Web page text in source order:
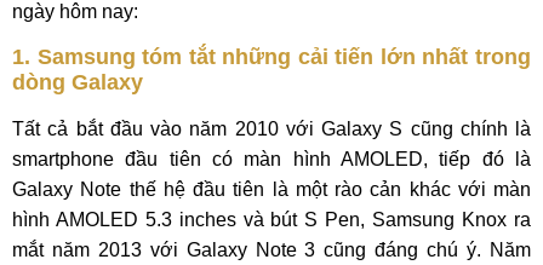
ngày hôm nay:
1. Samsung tóm tắt những cải tiến lớn nhất trong
dòng Galaxy
Tất cả bắt đầu vào năm 2010 với Galaxy S cũng chính là
smartphone đầu tiên có màn hình AMOLED, tiếp đó là
Galaxy Note thế hệ đầu tiên là một rào cản khác với màn
hình AMOLED 5.3 inches và bút S Pen, Samsung Knox ra
mắt năm 2013 với Galaxy Note 3 cũng đáng chú ý. Năm